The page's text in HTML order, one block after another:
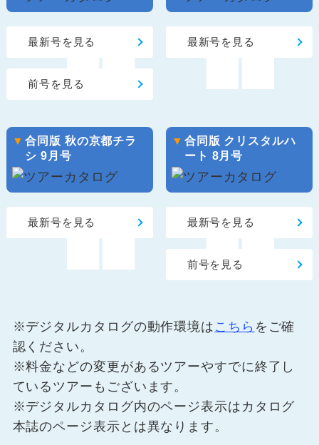
最新号を見る
前号を見る
最新号を見る
合同版 秋の京都チラ
シ 9月号
最新号を見る
合同版 クリスタルハ
ート 8月号
最新号を見る
前号を見る
※デジタルカタログの動作環境は こちら をご確
認ください。
※料金などの変更があるツアーやすでに終了し
ているツアーもございます。
※デジタルカタログ内のページ表示はカタログ
本誌のページ表示とは異なります。